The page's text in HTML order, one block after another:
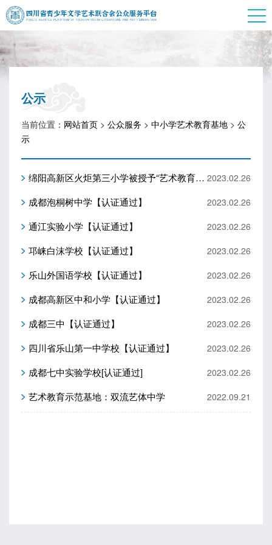
公示
当前位置： 网站首页 > 公众服务 > 中小学艺术教育基地 > 公
示
绵阳高新区火炬第三小学被授予“艺术教育示范基地” 2023.02.26
成都泡桐树中学【认证通过】 2023.02.26
通江实验小学【认证通过】 2023.02.26
邛崃白沫学校【认证通过】 2023.02.26
乐山外国语学校【认证通过】 2023.02.26
成都高新区中和小学【认证通过】 2023.02.26
成都三中【认证通过】 2023.02.26
四川省乐山第一中学校【认证通过】 2023.02.26
成都七中实验学校[认证通过] 2023.02.26
艺术教育示范基地：双流艺体中学 2022.09.21